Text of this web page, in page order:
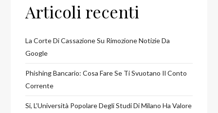
Articoli recenti
La Corte Di Cassazione Su Rimozione Notizie Da
Google
Phishing Bancario: Cosa Fare Se Ti Svuotano Il Conto
Corrente
Si, L’Università Popolare Degli Studi Di Milano Ha Valore